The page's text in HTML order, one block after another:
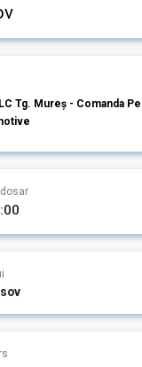
Tg. Mureș - Comanda